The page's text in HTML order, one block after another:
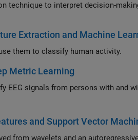
processes of a deep learning
Extraction and Machine
Extract features from smartphone sensor signals and use them to classify human activity.
Metric Learning
Construct wavelet-based feature embeddings to classify
and Support Vector
Classify electrocardiogram signals using features derived from